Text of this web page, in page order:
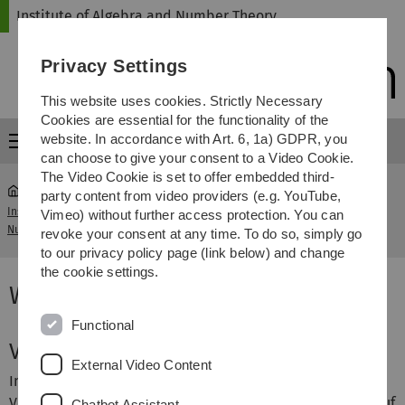
Skip
Skip
Skip
Skip
Institute of Algebra and Number Theory
Menu
Institute of Algebra and
Number Theory
...
Wahlpflicht Master of
Science (MSc)
Wahlpflicht Master of Science
Vertiefungsvorlesungen
In jedem Sommersemester wird mindestens eine
Privacy Settings
This website uses cookies. Strictly Necessary
Cookies are essential for the functionality of the
website. In accordance with Art. 6, 1a) GDPR, you
can choose to give your consent to a Video Cookie.
The Video Cookie is set to offer embedded third-
party content from video providers (e.g. YouTube,
Vimeo) without further access protection. You can
revoke your consent at any time. To do so, simply go
to our privacy policy page (link below) and change
the cookie settings.
Functional
External Video Content